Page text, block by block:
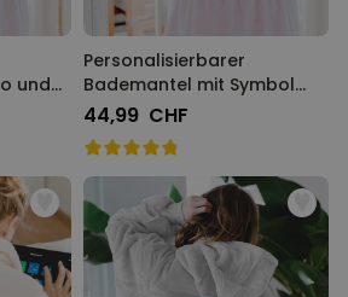
und
Personalisierbarer
Bademantel mit Symbol
und Text
44,99 CHF